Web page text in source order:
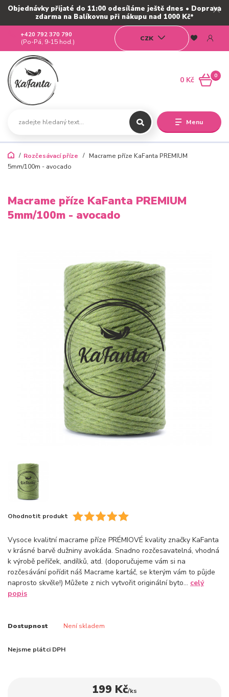
Objednávky přijaté do 11:00 odesíláme ještě dnes • Doprava
zdarma na Balíkovnu při nákupu nad 1000 Kč*
Menu
CZK
+420 792 370 790
(Po-Pá, 9-15 hod.)
0
0 Kč
Rozčesávací příze
Macrame příze KaFanta PREMIUM
5mm/100m - avocado
Macrame příze KaFanta PREMIUM
5mm/100m - avocado
Ohodnotit produkt
Vysoce kvalitní macrame příze PRÉMIOVÉ kvality značky KaFanta
v krásné barvě dužniny avokáda. Snadno rozčesavatelná, vhodná
k výrobě peříček, andílků, atd. (doporučujeme vám si na
rozčesávání pořídit náš Macrame kartáč, se kterým vám to půjde
naprosto skvěle!) Můžete z nich vytvořit originální byto... celý
popis
Dostupnost Není skladem
Nejsme plátci DPH
199 Kč/ks